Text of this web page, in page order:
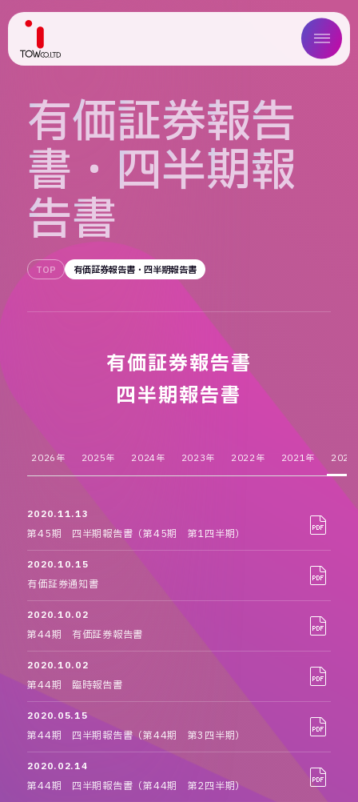
ABOUT US
SERVICE
WORKS
COMPANY
NEWS
有価証券報告
書 ・ 四半期報
告書
TOP 有価証券報告書・四半期報告書
有価証券報告書
四半期報告書
2026年 2025年 2024年 2023年 2022年 2021年 2020
2020.11.13
第45期 四半期報告書（第45期 第1四半期）
2020.10.15
有価証券通知書
2020.10.02
第44期 有価証券報告書
2020.10.02
第44期 臨時報告書
2020.05.15
第44期 四半期報告書（第44期 第3四半期）
2020.02.14
第44期 四半期報告書（第44期 第2四半期）